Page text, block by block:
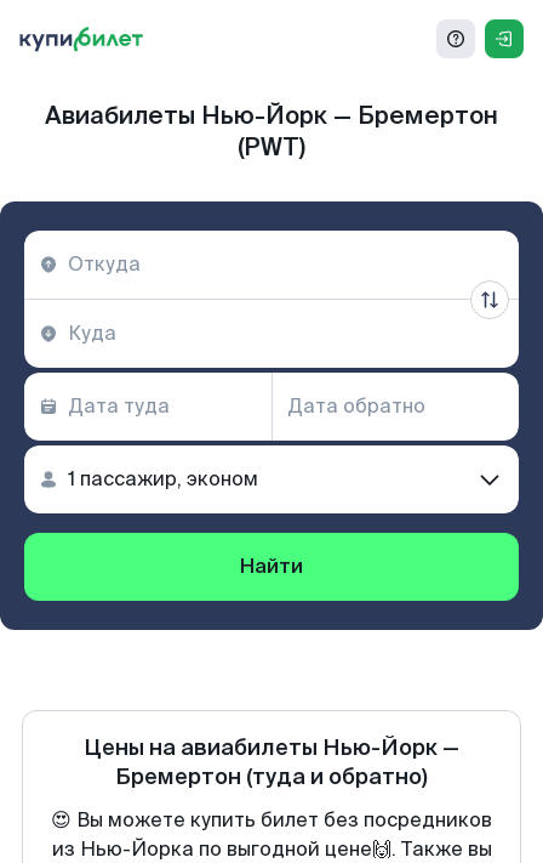
Авиабилеты Нью-Йорк — Бремертон
(PWT)
Найти
Цены на авиабилеты Нью-Йорк —
Бремертон (туда и обратно)
😍 Вы можете купить билет без посредников
из Нью-Йорка по выгодной цене🙌. Также вы